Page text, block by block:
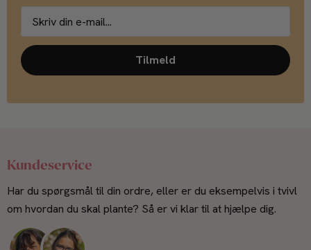
Tilmeld
Kundeservice
Har du spørgsmål til din ordre, eller er du eksempelvis i tvivl
om hvordan du skal plante? Så er vi klar til at hjælpe dig.